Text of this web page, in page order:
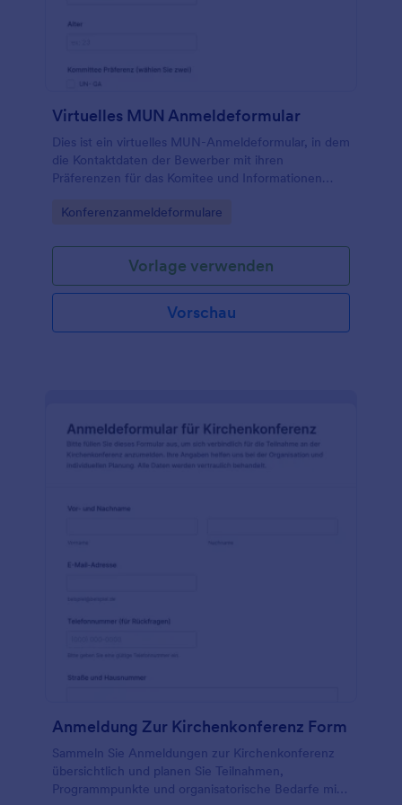
Virtuelles MUN Anmeldeformular
Dies ist ein virtuelles MUN-Anmeldeformular, in dem
die Kontaktdaten der Bewerber mit ihren
Präferenzen für das Komitee und Informationen
Go to Category:
Konferenzanmeldeformulare
Vorlage verwenden
Vorschau
Anmeldung Zur Kirchenkonferenz Form
Sammeln Sie Anmeldungen zur Kirchenkonferenz
übersichtlich und planen Sie Teilnahmen,
Programmpunkte und organisatorische Bedarfe mit